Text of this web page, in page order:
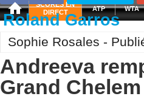
SCORES EN
DIRECT
ATP WTA
Roland Garros
Sophie Rosales -
Andreeva
Grand Chelem